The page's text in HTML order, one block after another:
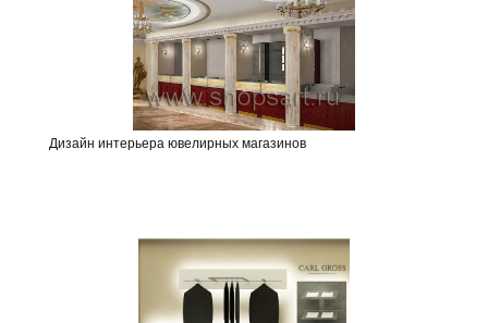
Дизайн интерьера ювелирных магазинов